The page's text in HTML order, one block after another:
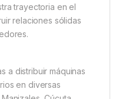
trayectoria en el
relaciones sólidas
a distribuir máquinas
en diversas